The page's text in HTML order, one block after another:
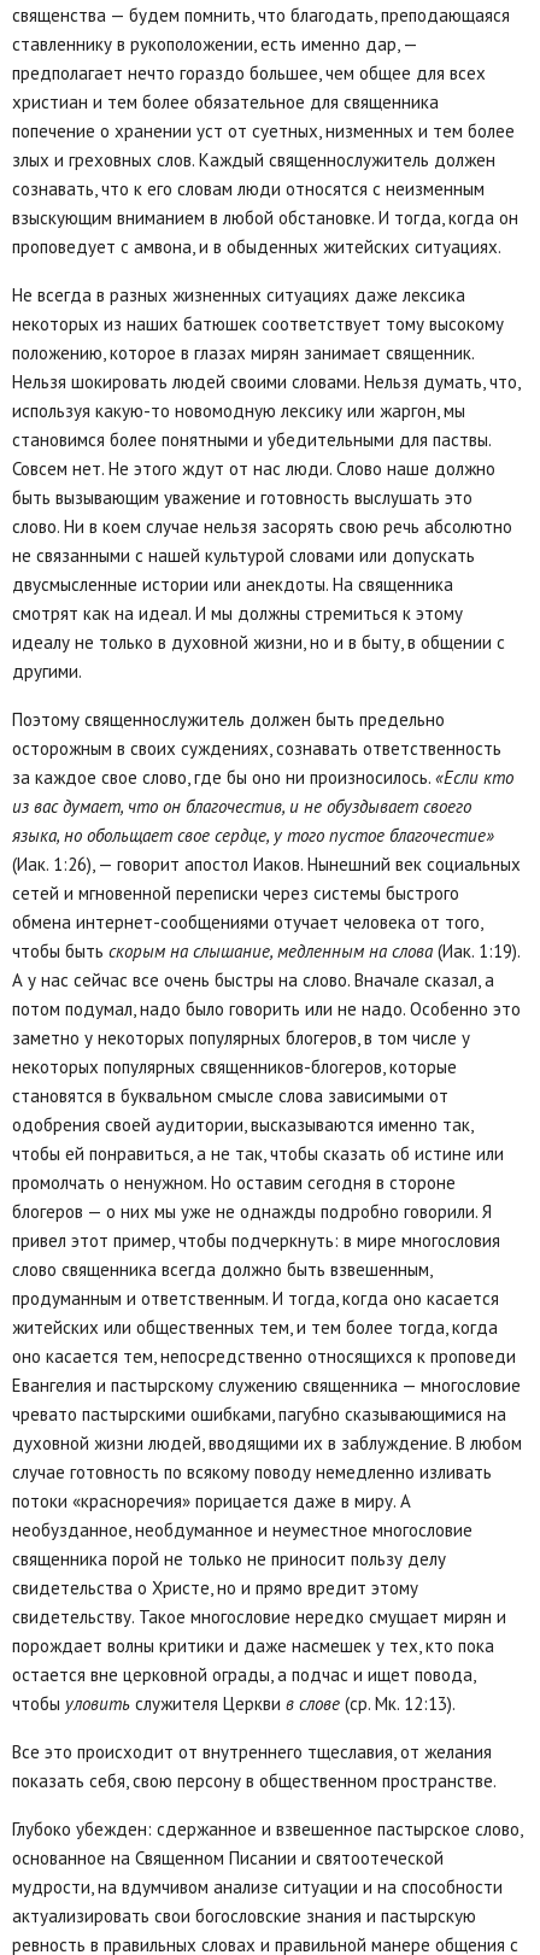
священства — будем помнить, что благодать, преподающаяся
ставленнику в рукоположении, есть именно дар, —
предполагает нечто гораздо большее, чем общее для всех
христиан и тем более обязательное для священника
попечение о хранении уст от суетных, низменных и тем более
злых и греховных слов. Каждый священнослужитель должен
сознавать, что к его словам люди относятся с неизменным
взыскующим вниманием в любой обстановке. И тогда, когда он
проповедует с амвона, и в обыденных житейских ситуациях.
Не всегда в разных жизненных ситуациях даже лексика
некоторых из наших батюшек соответствует тому высокому
положению, которое в глазах мирян занимает священник.
Нельзя шокировать людей своими словами. Нельзя думать, что,
используя какую-то новомодную лексику или жаргон, мы
становимся более понятными и убедительными для паствы.
Совсем нет. Не этого ждут от нас люди. Слово наше должно
быть вызывающим уважение и готовность выслушать это
слово. Ни в коем случае нельзя засорять свою речь абсолютно
не связанными с нашей культурой словами или допускать
двусмысленные истории или анекдоты. На священника
смотрят как на идеал. И мы должны стремиться к этому
идеалу не только в духовной жизни, но и в быту, в общении с
другими.
Поэтому священнослужитель должен быть предельно
осторожным в своих суждениях, сознавать ответственность
за каждое свое слово, где бы оно ни произносилось. «Если кто
из вас думает, что он благочестив, и не обуздывает своего
языка, но обольщает свое сердце, у того пустое благочестие»
(Иак. 1:26), — говорит апостол Иаков. Нынешний век социальных
сетей и мгновенной переписки через системы быстрого
обмена интернет-сообщениями отучает человека от того,
чтобы быть скорым на слышание, медленным на слова (Иак. 1:19).
А у нас сейчас все очень быстры на слово. Вначале сказал, а
потом подумал, надо было говорить или не надо. Особенно это
заметно у некоторых популярных блогеров, в том числе у
некоторых популярных священников-блогеров, которые
становятся в буквальном смысле слова зависимыми от
одобрения своей аудитории, высказываются именно так,
чтобы ей понравиться, а не так, чтобы сказать об истине или
промолчать о ненужном. Но оставим сегодня в стороне
блогеров — о них мы уже не однажды подробно говорили. Я
привел этот пример, чтобы подчеркнуть: в мире многословия
слово священника всегда должно быть взвешенным,
продуманным и ответственным. И тогда, когда оно касается
житейских или общественных тем, и тем более тогда, когда
оно касается тем, непосредственно относящихся к проповеди
Евангелия и пастырскому служению священника — многословие
чревато пастырскими ошибками, пагубно сказывающимися на
духовной жизни людей, вводящими их в заблуждение. В любом
случае готовность по всякому поводу немедленно изливать
потоки «красноречия» порицается даже в миру. А
необузданное, необдуманное и неуместное многословие
священника порой не только не приносит пользу делу
свидетельства о Христе, но и прямо вредит этому
свидетельству. Такое многословие нередко смущает мирян и
порождает волны критики и даже насмешек у тех, кто пока
остается вне церковной ограды, а подчас и ищет повода,
чтобы уловить служителя Церкви в слове (ср. Мк. 12:13).
Все это происходит от внутреннего тщеславия, от желания
показать себя, свою персону в общественном пространстве.
Глубоко убежден: сдержанное и взвешенное пастырское слово,
основанное на Священном Писании и святоотеческой
мудрости, на вдумчивом анализе ситуации и на способности
актуализировать свои богословские знания и пастырскую
ревность в правильных словах и правильной манере общения с